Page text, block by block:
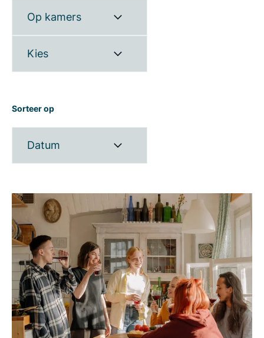
Op kamers
Kies
Sorteer op
Datum